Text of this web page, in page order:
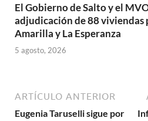
El Gobierno de Salto y el
adjudicación de 88 viviendas
Amarilla y La Esperanza
5 agosto, 2026
ARTÍCULO ANTERIOR
Eugenia Taruselli sigue por